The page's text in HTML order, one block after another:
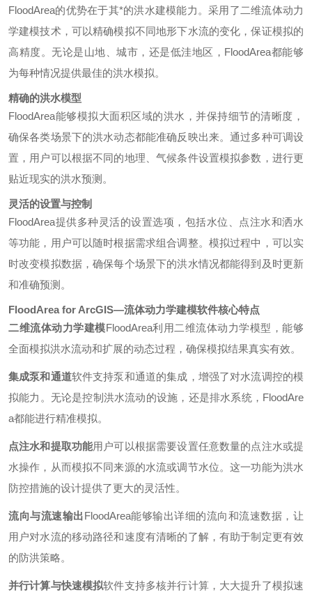
FloodArea的优势在于其*的洪水建模能力。采用了二维流体动力
学建模技术，可以精确模拟不同地形下水流的变化，保证模拟的
高精度。无论是山地、城市，还是低洼地区，FloodArea都能够
为每种情况提供最佳的洪水模拟。
精确的洪水模型
FloodArea能够模拟大面积区域的洪水，并保持细节的清晰度，
确保各类场景下的洪水动态都能准确反映出来。通过多种可调设
置，用户可以根据不同的地理、气候条件设置模拟参数，进行更
贴近现实的洪水预测。
灵活的设置与控制
FloodArea提供多种灵活的设置选项，包括水位、点注水和洒水
等功能，用户可以随时根据需求组合调整。模拟过程中，可以实
时改变模拟数据，确保每个场景下的洪水情况都能得到及时更新
和准确预测。
FloodArea for ArcGIS—流体动力学建模软件核心特点
二维流体动力学建模FloodArea利用二维流体动力学模型，能够
全面模拟洪水流动和扩展的动态过程，确保模拟结果真实有效。
集成泵和通道软件支持泵和通道的集成，增强了对水流调控的模
拟能力。无论是控制洪水流动的设施，还是排水系统，FloodAre
a都能进行精准模拟。
点注水和提取功能用户可以根据需要设置任意数量的点注水或提
水操作，从而模拟不同来源的水流或调节水位。这一功能为洪水
防控措施的设计提供了更大的灵活性。
流向与流速输出FloodArea能够输出详细的流向和流速数据，让
用户对水流的移动路径和速度有清晰的了解，有助于制定更有效
的防洪策略。
并行计算与快速模拟软件支持多核并行计算，大大提升了模拟速